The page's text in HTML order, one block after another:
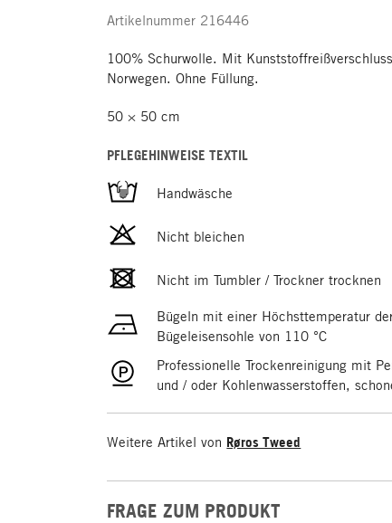
Artikelnummer 216446
100% Schurwolle. Mit
Norwegen. Ohne Füllung.
50 × 50 cm
PFLEGEHINWEISE TEXTIL
Handwäsche
Nicht bleichen
Nicht im Tumbler / Trockner trocknen
Bügeln mit einer Höchsttemperatur
Bügeleisensohle von 110 °C
Professionelle Trockenreinigung mit
und / oder Kohlenwasserstoffen,
Weitere Artikel von Røros Tweed
FRAGE ZUM PRODUKT